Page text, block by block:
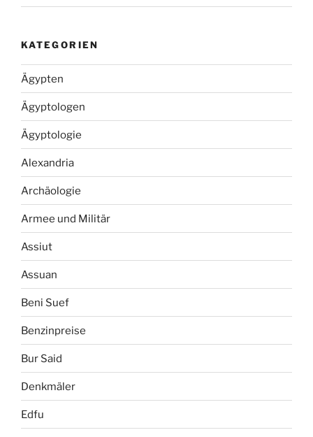
KATEGORIEN
Ägypten
Ägyptologen
Ägyptologie
Alexandria
Archäologie
Armee und Militär
Assiut
Assuan
Beni Suef
Benzinpreise
Bur Said
Denkmäler
Edfu